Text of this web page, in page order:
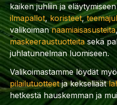
kaiken juhliin ja
ilmapallot,koristeet,
valikoimannaamiaisasusteita
maskeeraustuotteitasekä
juhlatunnelman luomiseen.
Valikoimastamme löydät
pilailutuotteetja kekseliäät
hetkestä hauskemman ja